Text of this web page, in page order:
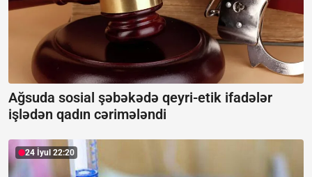
Ağsuda sosial şəbəkədə qeyri-etik ifadələr
işlədən qadın cərimələndi
24 İyul 22:20